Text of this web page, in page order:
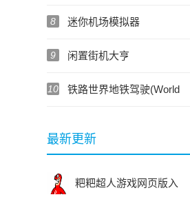
8 迷你机场模拟器
9 闲置街机大亨
10
铁路世界地铁驾驶(World
最新更新
粑粑超人游戏网页版入